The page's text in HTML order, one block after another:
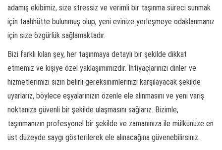
adamış ekibimiz, size stressiz ve verimli bir taşınma süreci sunmak
için taahhütte bulunmuş olup, yeni evinize yerleşmeye odaklanmanız
için size özgürlük sağlamaktadır.
Bizi farklı kılan şey, her taşınmaya detaylı bir şekilde dikkat
etmemiz ve kişiye özel yaklaşımımızdır. İhtiyaçlarınızı dinler ve
hizmetlerimizi sizin belirli gereksinimlerinizi karşılayacak şekilde
uyarlarız, böylece eşyalarınızın özenle ele alınmasını ve yeni varış
noktanıza güvenli bir şekilde ulaşmasını sağlarız. Bizimle,
taşınmanızın profesyonel bir şekilde ve zamanınıza ile mülkünüze en
üst düzeyde saygı gösterilerek ele alınacağına güvenebilirsiniz.